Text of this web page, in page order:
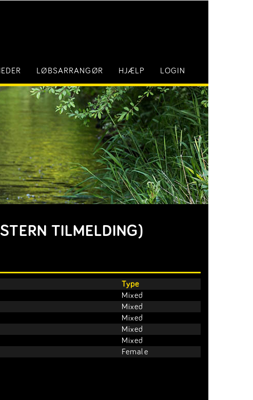
LØBSARRANGØR HJÆLP LOGIN
TILMELDING)
Type
Mixed
Mixed
Mixed
Mixed
Mixed
Female